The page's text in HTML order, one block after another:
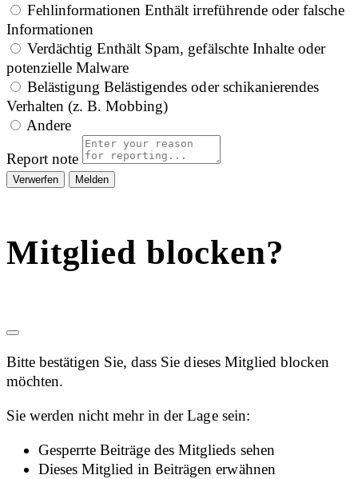
Fehlinformationen Enthält irreführende oder falsche
Informationen
Verdächtig Enthält Spam, gefälschte Inhalte oder
potenzielle Malware
Belästigung Belästigendes oder schikanierendes
Verhalten (z. B. Mobbing)
Andere
Report note
Melden
Mitglied blocken?
Bitte bestätigen Sie, dass Sie dieses Mitglied blocken
möchten.
Sie werden nicht mehr in der Lage sein:
Gesperrte Beiträge des Mitglieds sehen
Dieses Mitglied in Beiträgen erwähnen